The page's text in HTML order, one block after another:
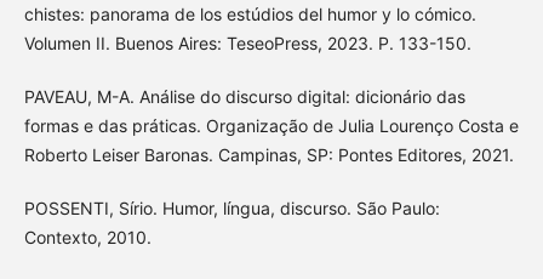
chistes: panorama de los estúdios del humor y lo cómico.
Volumen II. Buenos Aires: TeseoPress, 2023. P. 133-150.
PAVEAU, M-A. Análise do discurso digital: dicionário das
formas e das práticas. Organização de Julia Lourenço Costa e
Roberto Leiser Baronas. Campinas, SP: Pontes Editores, 2021.
POSSENTI, Sírio. Humor, língua, discurso. São Paulo:
Contexto, 2010.